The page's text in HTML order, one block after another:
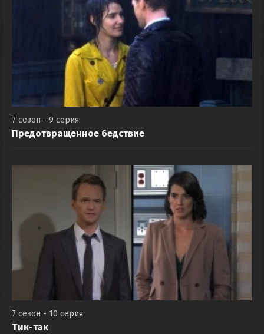
7 сезон - 9 серия
Предотвращенное бедствие
7 сезон - 10 серия
Тик-так